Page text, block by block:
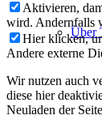
Über
Aktivieren,
wird. Andernfalls
Hier klicken,
Andere externe
Wir nutzen auch
diese hier
Neuladen der